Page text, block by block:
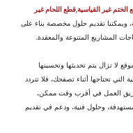
الختم غير القياسية,قطع اللحام غير
، ويمكننا تقديم حلول مخصصة بناء على
المشاريع المتنوعة والمعقدة.
لا تزال يتم تحديثها وتحسينها
التي تحتاجها أثناء تصفحك، فلا تتردد
العمل في أقرب وقت ممكن،
وحلول فنية، ودعم في تقديم